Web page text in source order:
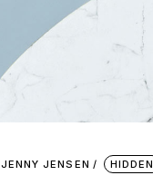
JENNY JENSEN HIDDEN